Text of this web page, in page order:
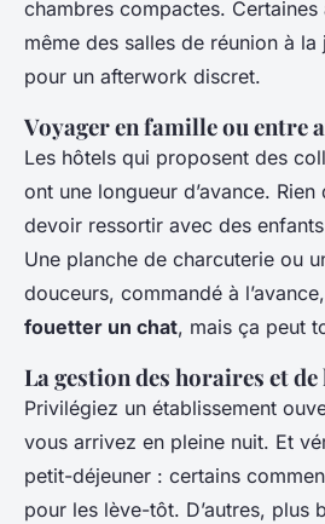
chambres compactes.
même des salles de réunion à
pour un afterwork discret.
Voyager en famille ou entre
Les hôtels qui proposent des
ont une longueur d’avance.
devoir ressortir avec des
Une planche de charcuterie ou
douceurs, commandé à l’avance,
fouetter un chat, mais ça peut
La gestion des horaires et
Privilégiez un établissement
vous arrivez en pleine nuit. Et
petit-déjeuner : certains
pour les lève-tôt. D’autres, plus